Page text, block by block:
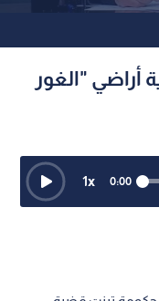
أراضي "الغور
0:00
1x